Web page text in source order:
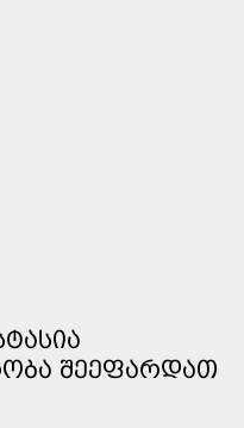
ᲨᲔᲔᲤᲐᲠᲓᲐᲗ